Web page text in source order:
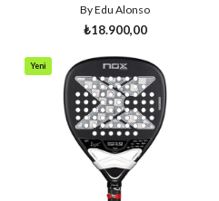
By Edu Alonso
₺18.900,00
Yeni